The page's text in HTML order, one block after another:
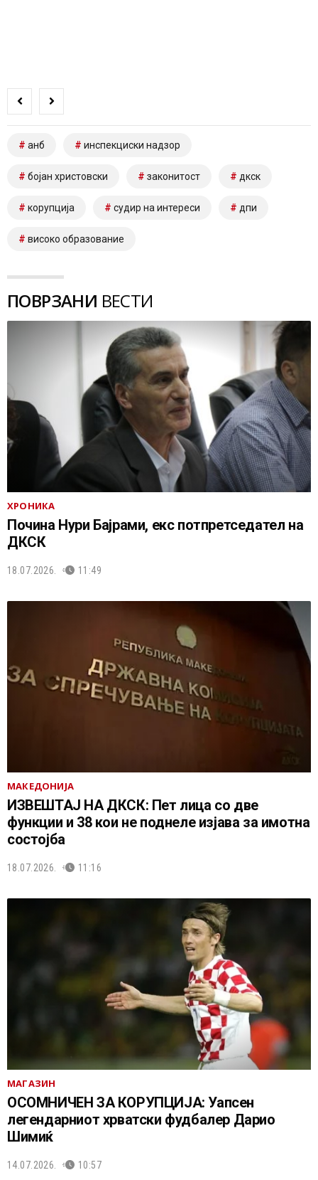
анб инспекциски надзор
бојан христовски законитост дкск
корупција судир на интереси дпи
високо образование
ПОВРЗАНИ ВЕСТИ
ХРОНИКА
Почина Нури Бајрами, екс потпретседател на
ДКСК
18.07.2026. 11:49
МАКЕДОНИЈА
ИЗВЕШТАЈ НА ДКСК: Пет лица со две
функции и 38 кои не поднеле изјава за имотна
состојба
18.07.2026. 11:16
МАГАЗИН
ОСОМНИЧЕН ЗА КОРУПЦИЈА: Уапсен
легендарниот хрватски фудбалер Дарио
Шимиќ
14.07.2026. 10:57